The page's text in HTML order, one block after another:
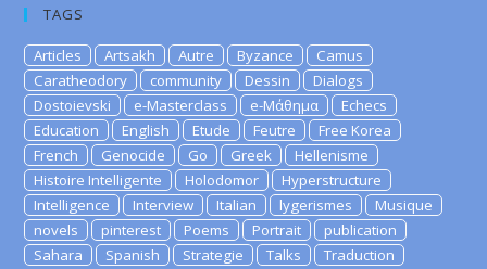
TAGS
Articles Artsakh Autre Byzance
Camus
Caratheodory
community Dessin
Dialogs
Dostoievski
e-Masterclass e-Μάθημα
Echecs
Education
English Etude Feutre
Free Korea
French
Genocide Go Greek
Hellenisme
Histoire Intelligente
Holodomor
Hyperstructure
Intelligence
Interview Italian lygerismes
Musique
novels
pinterest Poems Portrait
publication
Sahara
Spanish Strategie Talks
Traduction